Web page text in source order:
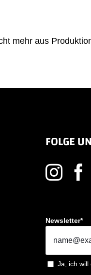
mehr aus
FOLGE
Newsletter*
Ja, ich will